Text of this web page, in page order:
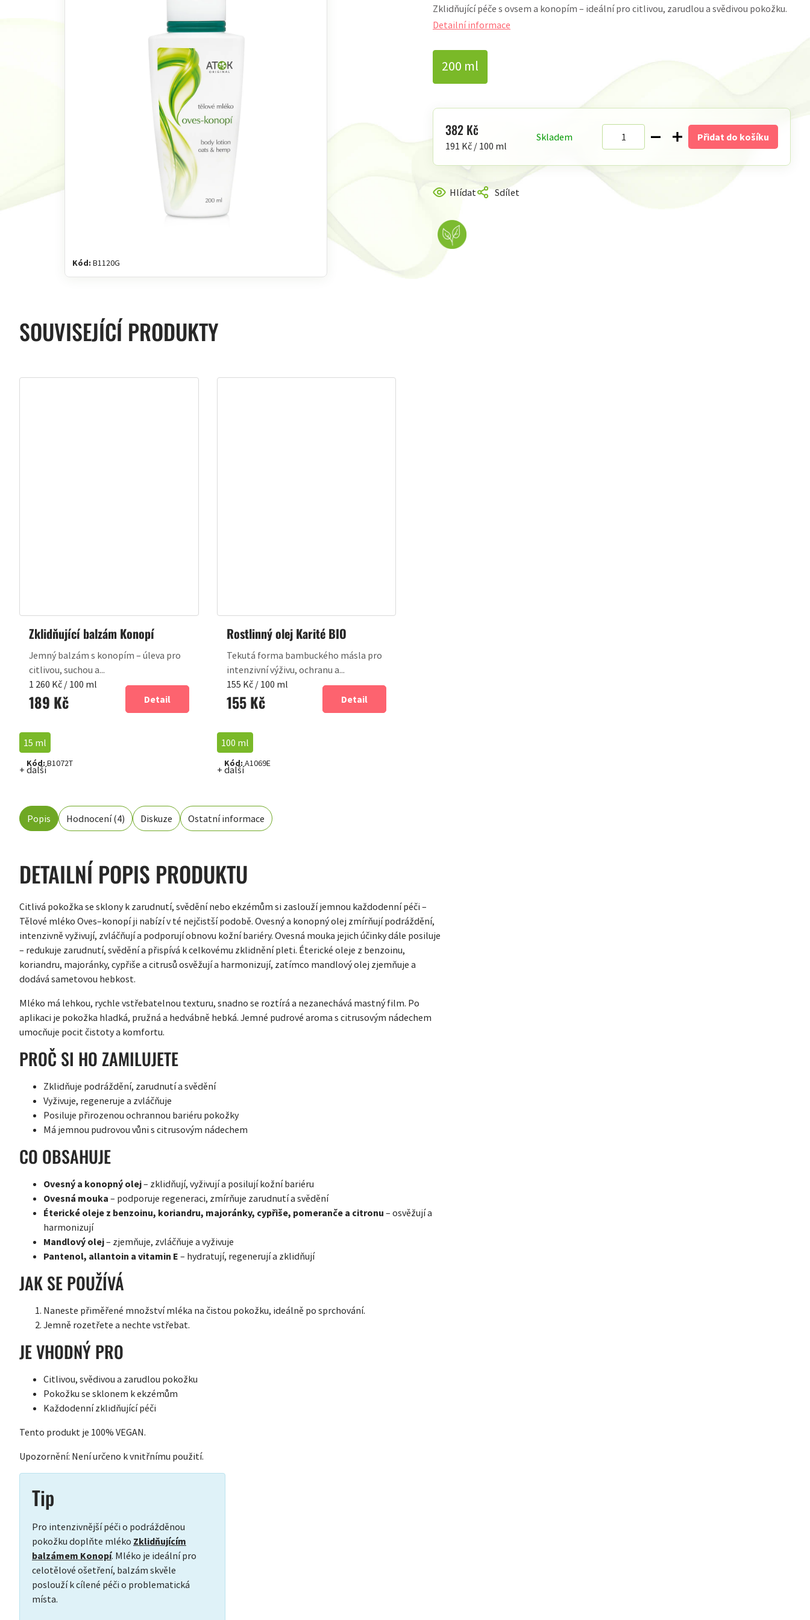
Kód: B1120G
produktu
je
z
hvězdiček.
200 ml
Zklidňující péče s ovsem a konopím – ideální pro citlivou, zarudlou a svědivou pokožku.
Detailní informace
Hlídat Sdílet
382 Kč
Měrná
191 Kč / 100 ml
Skladem Přidat do košíku
SOUVISEJÍCÍ PRODUKTY
Zklidňující balzám Konopí
189 Kč
Měrná
cena:
1 260 Kč / 100 ml
Detail
Jemný balzám s konopím – úleva pro
citlivou, suchou a...
15 ml
+ další
Kód: B1072T
Rostlinný olej Karité BIO
155 Kč
Měrná
cena:
155 Kč / 100 ml
Detail
Tekutá forma bambuckého másla pro
intenzivní výživu, ochranu a...
100 ml
+ další
Kód: A1069E
Popis Hodnocení (4) Diskuze Ostatní informace
DETAILNÍ POPIS PRODUKTU
Citlivá pokožka se sklony k zarudnutí, svědění nebo ekzémům si zaslouží jemnou každodenní péči –
Tělové mléko Oves–konopí ji nabízí v té nejčistší podobě. Ovesný a konopný olej zmírňují podráždění,
intenzivně vyživují, zvláčňují a podporují obnovu kožní bariéry. Ovesná mouka jejich účinky dále posiluje
– redukuje zarudnutí, svědění a přispívá k celkovému zklidnění pleti. Éterické oleje z benzoinu,
koriandru, majoránky, cypřiše a citrusů osvěžují a harmonizují, zatímco mandlový olej zjemňuje a
dodává sametovou hebkost.
Mléko má lehkou, rychle vstřebatelnou texturu, snadno se roztírá a nezanechává mastný film. Po
aplikaci je pokožka hladká, pružná a hedvábně hebká. Jemné pudrové aroma s citrusovým nádechem
umocňuje pocit čistoty a komfortu.
PROČ SI HO ZAMILUJETE
Zklidňuje podráždění, zarudnutí a svědění
Vyživuje, regeneruje a zvláčňuje
Posiluje přirozenou ochrannou bariéru pokožky
Má jemnou pudrovou vůni s citrusovým nádechem
CO OBSAHUJE
Ovesný a konopný olej– zklidňují, vyživují a posilují kožní bariéru
Ovesná mouka – podporuje regeneraci, zmírňuje zarudnutí a svědění
Éterické oleje z benzoinu, koriandru, majoránky, cypřiše, pomeranče a citronu – osvěžují a
harmonizují
Mandlový olej– zjemňuje, zvláčňuje a vyživuje
Pantenol, allantoin a vitamin E – hydratují, regenerují a zklidňují
JAK SE POUŽÍVÁ
Naneste přiměřené množství mléka na čistou pokožku, ideálně po sprchování.
Jemně rozetřete a nechte vstřebat.
JE VHODNÝ PRO
Citlivou, svědivou a zarudlou pokožku
Pokožku se sklonem k ekzémům
Každodenní zklidňující péči
Tento produkt je 100% VEGAN.
Upozornění: Není určeno k vnitřnímu použití.
Tip
Pro intenzivnější péči o podrážděnou
pokožku doplňte mléko Zklidňujícím
balzámem Konopí. Mléko je ideální pro
celotělové ošetření, balzám skvěle
poslouží k cílené péči o problematická
místa.